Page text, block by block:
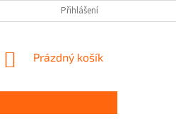
PODMÍNKY OCHRANY OSOBNÍCH ÚDAJŮ
Přihlášení
NÁKUPNÍ
Prázdný košík